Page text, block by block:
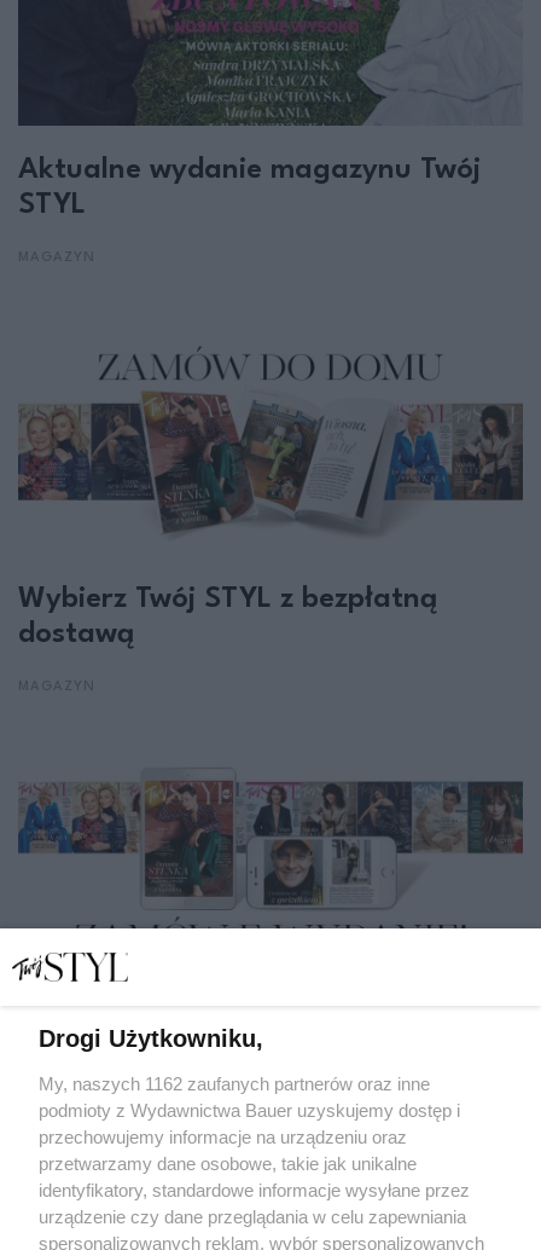
Aktualne wydanie magazynu Twój
STYL
Wybierz Twój STYL z bezpłatną
dostawą
Czytaj w wersji elektronicznej
E-WYDANIE
Zamów
Drogi Użytkowniku,
My, naszych 1162 zaufanych partnerów oraz inne
podmioty z Wydawnictwa Bauer uzyskujemy dostęp i
przechowujemy informacje na urządzeniu oraz
przetwarzamy dane osobowe, takie jak unikalne
identyfikatory, standardowe informacje wysyłane przez
urządzenie czy dane przeglądania w celu zapewniania
spersonalizowanych reklam, wybór spersonalizowanych